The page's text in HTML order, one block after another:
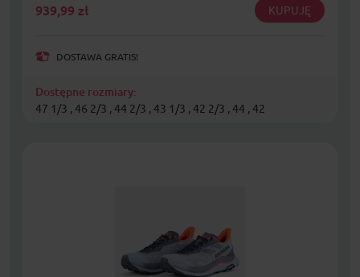
939,99 zł KUPUJĘ
DOSTAWA GRATIS!
Dostępne rozmiary:
47 1/3 , 46 2/3 , 44 2/3 , 43 1/3 , 42 2/3 , 44 , 42